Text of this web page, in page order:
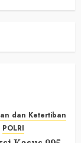
dan Ketertiban
POLRI